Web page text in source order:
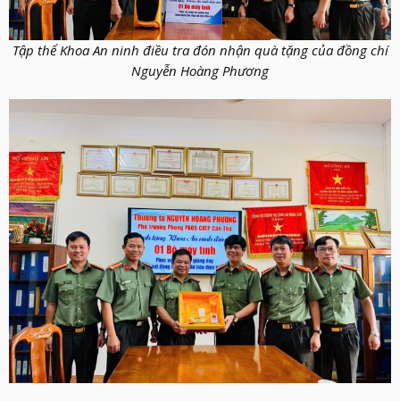
Tập thể Khoa An ninh điều tra đón nhận quà tặng của đồng chí
Nguyễn Hoàng Phương